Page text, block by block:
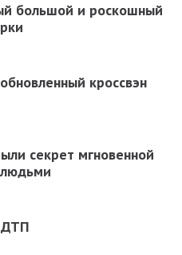
большой и роскошный
кроссвэн
секрет мгновенной
ДТП